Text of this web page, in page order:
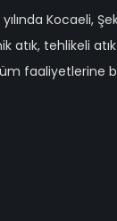
Kocaeli,
atık, tehlikeli
faaliyetlerine